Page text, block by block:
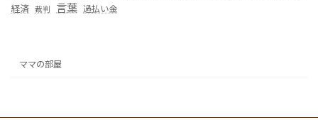
経済 裁判 言葉 過払い金
ママの部屋